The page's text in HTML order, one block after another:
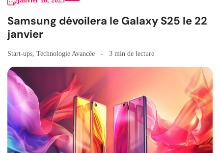
Samsung dévoilera le Galaxy S25 le 22
janvier
Start-ups Technologie Avancée 3 min de lecture